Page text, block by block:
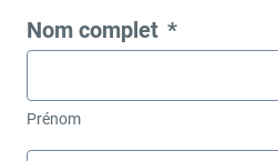
Nom complet *
Prénom